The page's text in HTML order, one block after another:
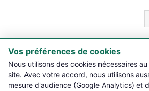
Vos préférences de cookies
Nous utilisons des cookies nécessaires
site. Avec votre accord, nous utilisons
mesure d'audience (Google Analytics) et
PRODUITS
NOTRE BOUTIQUE